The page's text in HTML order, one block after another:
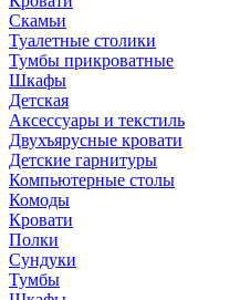
Скамьи
Туалетные столики
Тумбы прикроватные
Шкафы
Детская
Аксессуары и текстиль
Двухъярусные кровати
Детские гарнитуры
Компьютерные столы
Комоды
Кровати
Полки
Сундуки
Тумбы